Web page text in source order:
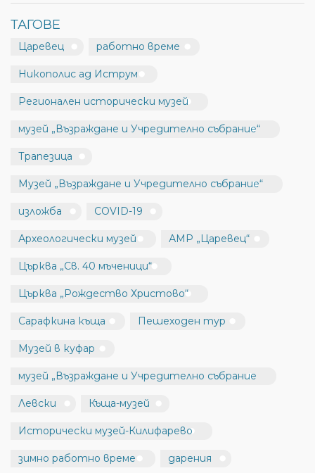
ТАГОВЕ
Царевец работно време
Никополис ад Иструм
Регионален исторически музей
музей „Възраждане и Учредително събрание“
Трапезица
Музей „Възраждане и Учредително събрание“
изложба COVID-19
Археологически музей АМР „Царевец“
Църква „Св. 40 мъченици“
Църква „Рождество Христово“
Сарафкина къща Пешеходен тур
Музей в куфар
музей „Възраждане и Учредително събрание
Левски Къща-музей
Исторически музей-Килифарево
зимно работно време дарения